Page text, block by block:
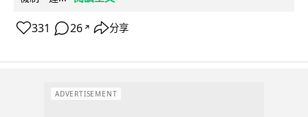
331 26 ↗ 分享
ADVERTISEMENT